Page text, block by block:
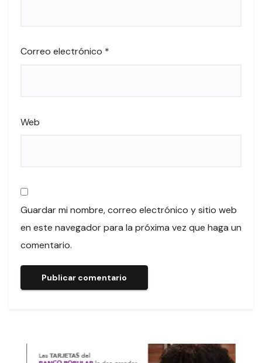
Correo electrónico *
Web
Guardar mi nombre, correo electrónico y sitio web
en este navegador para la próxima vez que haga un
comentario.